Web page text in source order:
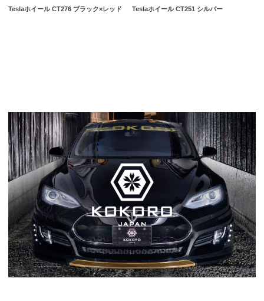
Teslaホイール CT276 ブラック×レッド Teslaホイール CT251 シルバー